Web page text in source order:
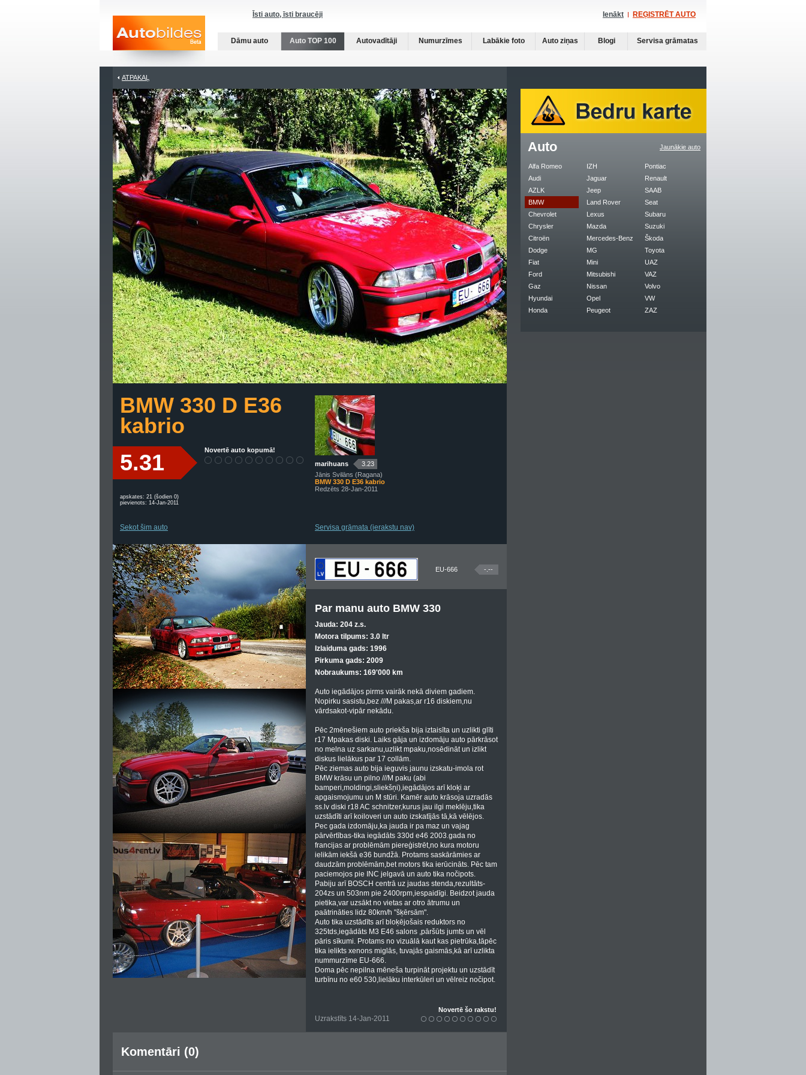
Īsti auto, īsti braucēji Ienākt REĢISTRĒT AUTO
Dāmu auto Auto TOP 100 Autovadītāji Numurzīmes Labākie foto Auto ziņas Blogi Servisa grāmatas
ATPAKAĻ
BMW 330 D E36
kabrio
5.31 Novertē auto kopumā!
apskates: 21 (šodien 0)
pievienots: 14-Jan-2011
Sekot šim auto
marihuans
3.23
Jānis Svilāns (Ragana)
BMW 330 D E36 kabrio
Redzēts 28-Jan-2011
Servisa grāmata (ierakstu nav)
EU-666 -.--
Par manu auto BMW 330
Jauda: 204 z.s.
Motora tilpums: 3.0 ltr
Izlaiduma gads: 1996
Pirkuma gads: 2009
Nobraukums: 169'000 km
Auto iegādājos pirms vairāk nekā diviem gadiem.
Nopirku sasistu,bez ///M pakas,ar r16 diskiem,nu
vārdsakot-vipār nekādu.
Pēc 2mēnešiem auto priekša bija iztaisīta un uzlikti glīti
r17 Mpakas diski. Laiks gāja un izdomāju auto pārkrāsot
no melna uz sarkanu,uzlikt mpaku,nosēdināt un izlikt
diskus lielākus par 17 collām.
Pēc ziemas auto bija ieguvis jaunu izskatu-imola rot
BMW krāsu un pilno ///M paku (abi
bamperi,moldingi,sliekšņi),iegādājos arī kloķi ar
apgaismojumu un M stūri. Kamēr auto krāsoja uzradās
ss.lv diski r18 AC schnitzer,kurus jau ilgi meklēju,tika
uzstādīti arī koiloveri un auto izskatījās tā,kā vēlējos.
Pec gada izdomāju,ka jauda ir pa maz un vajag
pārvērtības-tika iegādāts 330d e46 2003.gada no
francijas ar problēmām piereģistrēt,no kura motoru
ielikām iekšā e36 bundžā. Protams saskārāmies ar
daudzām problēmām,bet motors tika ierūcināts. Pēc tam
paciemojos pie INC jelgavā un auto tika nočipots.
Pabiju arī BOSCH centrā uz jaudas stenda,rezultāts-
204zs un 503nm pie 2400rpm,iespaidīgi. Beidzot jauda
pietika,var uzsākt no vietas ar otro ātrumu un
paātrināties lidz 80km/h "šķērsām".
Auto tika uzstādīts arī bloķējošais reduktors no
325tds,iegādāts M3 E46 salons ,pāršūts jumts un vēl
pāris sīkumi. Protams no vizuālā kaut kas pietrūka,tāpēc
tika ielikts xenons miglās, tuvajās gaismās,kā arī uzlikta
nummurzīme EU-666.
Doma pēc nepilna mēneša turpināt projektu un uzstādīt
turbīnu no e60 530,lielāku interkūleri un vēlreiz nočipot.
Uzrakstīts 14-Jan-2011
Novertē šo rakstu!
Komentāri (0)
Jaunākie auto
Auto
Alfa Romeo
Audi
AZLK
BMW
Chevrolet
Chrysler
Citroën
Dodge
Fiat
Ford
Gaz
Hyundai
Honda
IZH
Jaguar
Jeep
Land Rover
Lexus
Mazda
Mercedes-Benz
MG
Mini
Mitsubishi
Nissan
Opel
Peugeot
Pontiac
Renault
SAAB
Seat
Subaru
Suzuki
Škoda
Toyota
UAZ
VAZ
Volvo
VW
ZAZ